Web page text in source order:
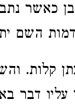
כאשר
השם
קלות.
עליו